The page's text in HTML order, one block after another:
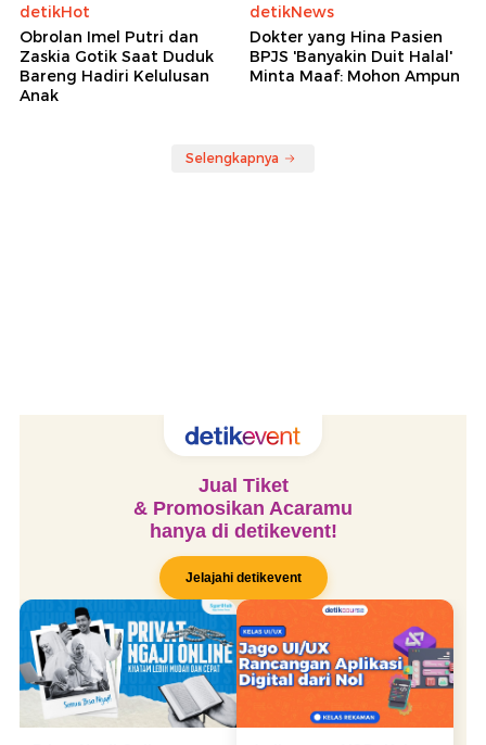
detikHot
Obrolan Imel Putri dan
Zaskia Gotik Saat Duduk
Bareng Hadiri Kelulusan
Anak
detikNews
Dokter yang Hina Pasien
BPJS 'Banyakin Duit Halal'
Minta Maaf: Mohon Ampun
Selengkapnya